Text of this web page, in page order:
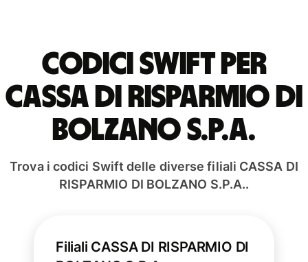
Codici Swift per
CASSA DI RISPARMIO DI
BOLZANO S.P.A.
Trova i codici Swift delle diverse filiali CASSA DI
RISPARMIO DI BOLZANO S.P.A..
Filiali CASSA DI RISPARMIO DI